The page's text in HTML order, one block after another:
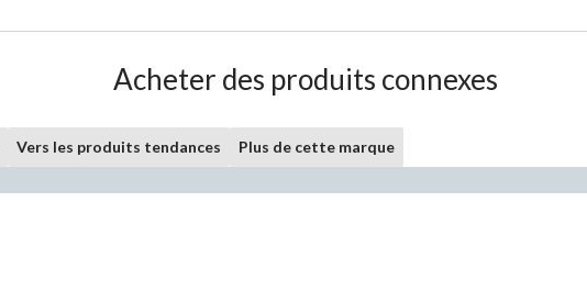
Acheter des produits connexes
Vers les produits tendances Plus de cette marque